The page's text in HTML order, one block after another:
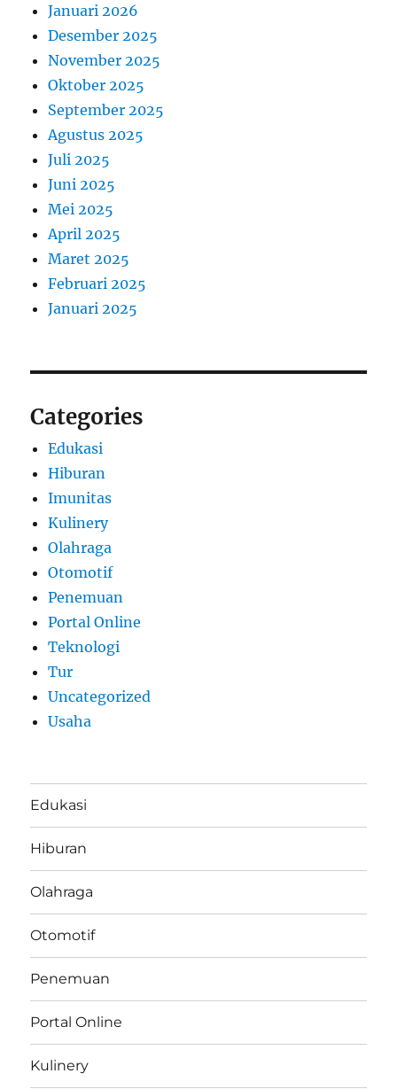
Januari 2026
Desember 2025
November 2025
Oktober 2025
September 2025
Agustus 2025
Juli 2025
Juni 2025
Mei 2025
April 2025
Maret 2025
Februari 2025
Januari 2025
Categories
Edukasi
Hiburan
Imunitas
Kulinery
Olahraga
Otomotif
Penemuan
Portal Online
Teknologi
Tur
Uncategorized
Usaha
Edukasi
Hiburan
Olahraga
Otomotif
Penemuan
Portal Online
Kulinery